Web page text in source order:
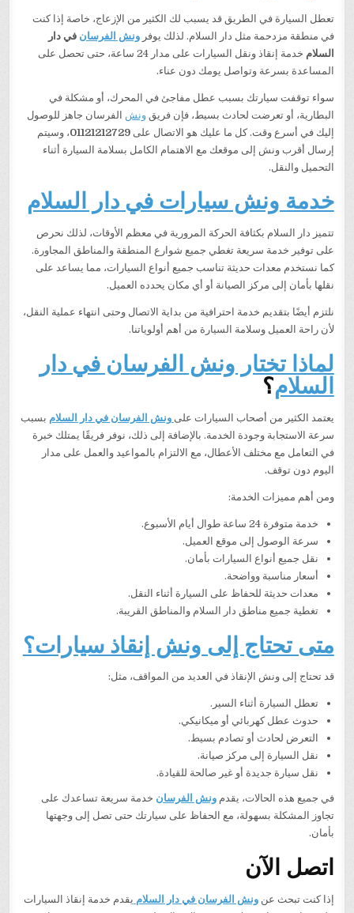
تعطل السيارة في الطريق قد يسبب لك الكثير من الإزعاج، خاصة إذا كنت
في منطقة مزدحمة مثل دار السلام. لذلك يوفرونش الفرسان في دار
السلام
خدمة إنقاذ ونقل السيارات على مدار 24 ساعة، حتى تحصل على
المساعدة بسرعة وتواصل يومك دون عناء.
سواء توقفت سيارتك بسبب عطل مفاجئ في المحرك، أو مشكلة في
البطارية، أو تعرضت لحادث بسيط، فإن فريقونش الفرسان جاهز للوصول
إليك في أسرع وقت. كل ما عليك هو الاتصال على01121212729، وسيتم
إرسال أقرب ونش إلى موقعك مع الاهتمام الكامل بسلامة السيارة أثناء
التحميل والنقل.
خدمة ونش سيارات في دار السلام
تتميز دار السلام بكثافة الحركة المرورية في معظم الأوقات، لذلك نحرص
على توفير خدمة سريعة تغطي جميع شوارع المنطقة والمناطق المجاورة.
كما نستخدم معدات حديثة تناسب جميع أنواع السيارات، مما يساعد على
نقلها بأمان إلى مركز الصيانة أو أي مكان يحدده العميل.
نلتزم أيضًا بتقديم خدمة احترافية من بداية الاتصال وحتى انتهاء عملية النقل،
لأن راحة العميل وسلامة السيارة من أهم أولوياتنا.
لماذا تختار ونش الفرسان في دار
السلام؟
يعتمد الكثير من أصحاب السيارات على ونش الفرسان في دار السلام بسبب
سرعة الاستجابة وجودة الخدمة. بالإضافة إلى ذلك، نوفر فريقًا يمتلك خبرة
في التعامل مع مختلف الأعطال، مع الالتزام بالمواعيد والعمل على مدار
اليوم دون توقف.
ومن أهم مميزات الخدمة:
خدمة متوفرة 24 ساعة طوال أيام الأسبوع.
سرعة الوصول إلى موقع العميل.
نقل جميع أنواع السيارات بأمان.
أسعار مناسبة وواضحة.
معدات حديثة للحفاظ على السيارة أثناء النقل.
تغطية جميع مناطق دار السلام والمناطق القريبة.
متى تحتاج إلى ونش إنقاذ سيارات؟
قد تحتاج إلى ونش الإنقاذ في العديد من المواقف، مثل:
تعطل السيارة أثناء السير.
حدوث عطل كهربائي أو ميكانيكي.
التعرض لحادث أو تصادم بسيط.
نقل السيارة إلى مركز صيانة.
نقل سيارة جديدة أو غير صالحة للقيادة.
في جميع هذه الحالات، يقدمونش الفرسان خدمة سريعة تساعدك على
تجاوز المشكلة بسهولة، مع الحفاظ على سيارتك حتى تصل إلى وجهتها
بأمان.
اتصل الآن
إذا كنت تبحث عنونش الفرسان في دار السلام يقدم خدمة إنقاذ السيارات